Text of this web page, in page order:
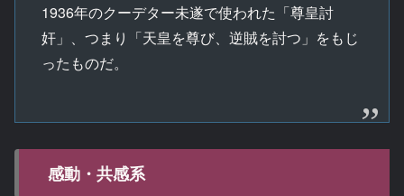
1936年のクーデター未遂で使われた「尊皇討
奸」、つまり「天皇を尊び、逆賊を討つ」をもじ
ったものだ。
感動・共感系